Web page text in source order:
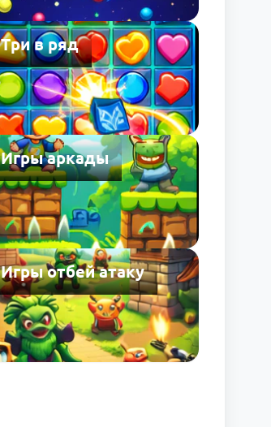
Три в ряд
Игры аркады
Игры отбей атаку